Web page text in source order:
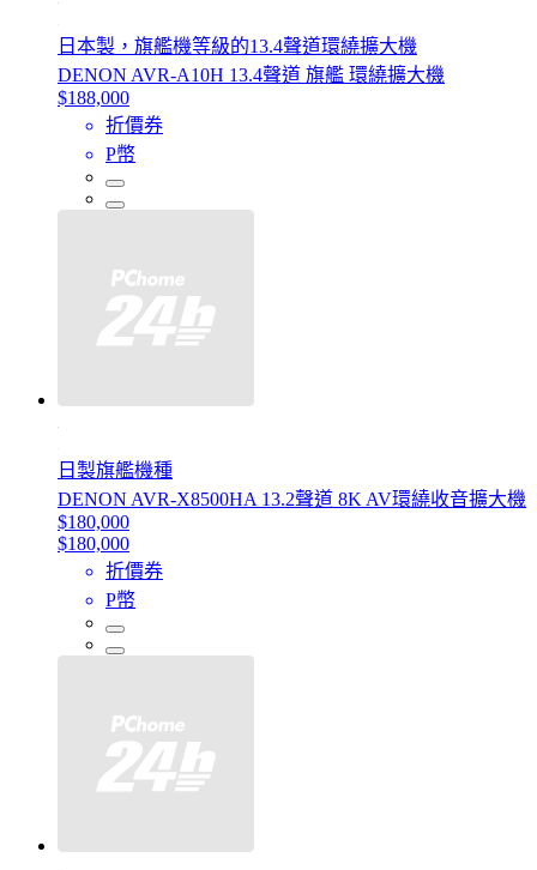
日本製，旗艦機等級的13.4聲道環繞擴大機
DENON AVR-A10H 13.4聲道 旗艦 環繞擴大機
$188,000
折價券
P幣
日製旗艦機種
DENON AVR-X8500HA 13.2聲道 8K AV環繞收音擴大機
$180,000
$180,000
折價券
P幣